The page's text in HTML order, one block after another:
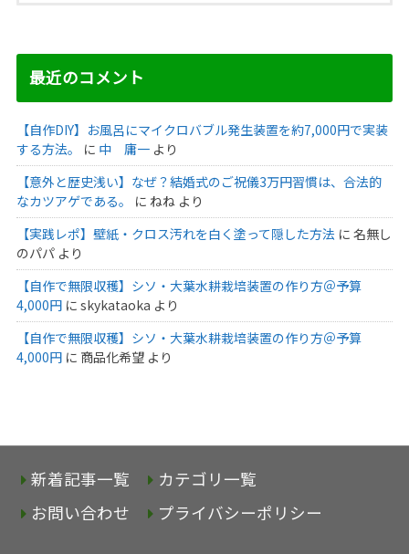
最近のコメント
【自作DIY】お風呂にマイクロバブル発生装置を約7,000円で実装
する方法。
に 中 庸一より
【意外と歴史浅い】なぜ？結婚式のご祝儀3万円習慣は、合法的
なカツアゲである。
に ねねより
【実践レポ】壁紙・クロス汚れを白く塗って隠した方法 に 名無し
のパパより
【自作で無限収穫】シソ・大葉水耕栽培装置の作り方＠予算
4,000円に skykataoka より
【自作で無限収穫】シソ・大葉水耕栽培装置の作り方＠予算
4,000円に 商品化希望より
新着記事一覧
カテゴリ一覧
お問い合わせ
プライバシーポリシー